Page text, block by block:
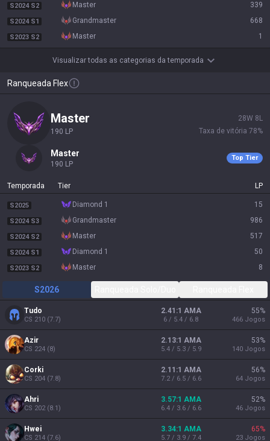
S2024 S2 master 339
S2024 S1 grandmaster 668
S2023 S2 master 1
Visualizar todas as categorias da temporada
Ranqueada Flex
master
190 LP
28W 8 L
Taxa de vitória 78%
master
190 LP
Top Tier
Temporada Tier LP
S2025 diamond 1 15
S2024 S3 grandmaster 986
S2024 S2 master 517
S2024 S1 diamond 1 50
S2023 S2 master 8
S2026
Tudo
CS 210 (7.7)
2.41:1 AMA
6 / 5.4 / 6.8
55%
466 Jogos
Azir
CS 224 (8)
2.13:1 AMA
5.4 / 5.3 / 5.9
53%
140 Jogos
Corki
CS 204 (7.8)
2.11:1 AMA
7.2 / 6.5 / 6.6
56%
64 Jogos
Ahri
CS 202(8.1)
3.57:1 AMA
6.4 / 3.6 / 6.6
52%
46 Jogos
Hwei
CS 214 (7.6)
3.34:1 AMA
5.7 / 3.9 / 7.4
65%
23 Jogos